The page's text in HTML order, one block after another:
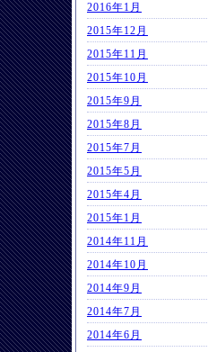
2016年1月
2015年12月
2015年11月
2015年10月
2015年9月
2015年8月
2015年7月
2015年5月
2015年4月
2015年1月
2014年11月
2014年10月
2014年9月
2014年7月
2014年6月